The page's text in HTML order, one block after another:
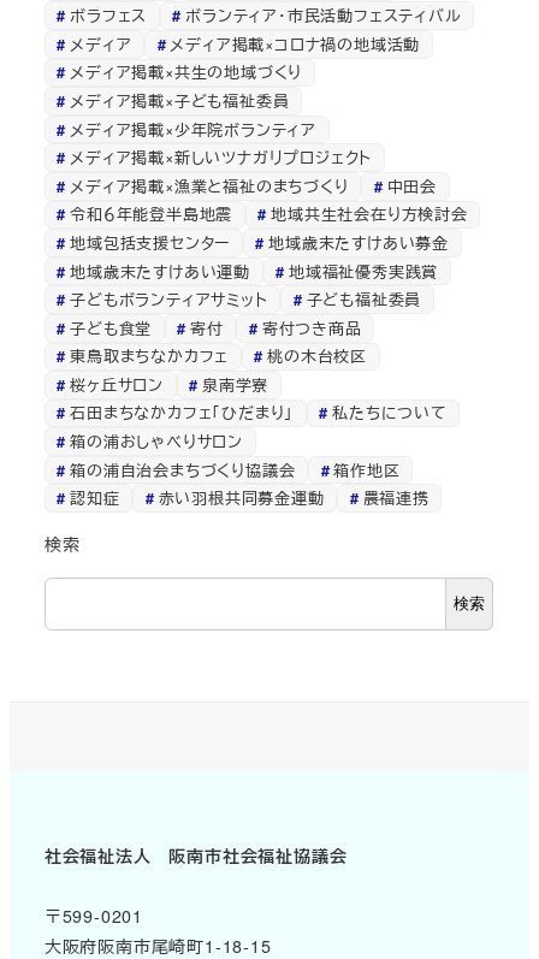
ボラフェス
ボランティア・市民活動フェスティバル
メディア
メディア掲載×コロナ禍の地域活動
メディア掲載×共生の地域づくり
メディア掲載×子ども福祉委員
メディア掲載×少年院ボランティア
メディア掲載×新しいツナガリプロジェクト
メディア掲載×漁業と福祉のまちづくり
中田会
令和６年能登半島地震
地域共生社会在り方検討会
地域包括支援センター
地域歳末たすけあい募金
地域歳末たすけあい運動
地域福祉優秀実践賞
子どもボランティアサミット
子ども福祉委員
子ども食堂
寄付
寄付つき商品
東鳥取まちなかカフェ
桃の木台校区
桜ヶ丘サロン
泉南学寮
石田まちなかカフェ「ひだまり」
私たちについて
箱の浦おしゃべりサロン
箱の浦自治会まちづくり協議会
箱作地区
認知症
赤い羽根共同募金運動 農福連携
検索
検索
社会福祉法人 阪南市社会福祉協議会
〒599-0201
大阪府阪南市尾崎町1-18-15